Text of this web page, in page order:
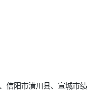
信阳市潢川县、宣城市绩